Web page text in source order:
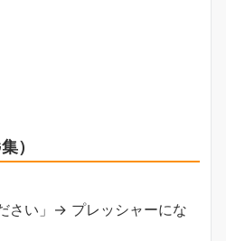
）
さい」→ プレッシャーにな